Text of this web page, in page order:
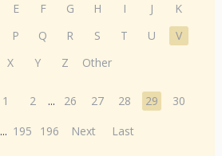
E F G H I J
K
P Q R S T U
V
X Y Z Other
1 2 ... 26 27 28 29
30
... 195 196 Next Last